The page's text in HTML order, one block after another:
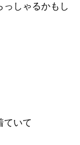
っしゃるかもし
ていて